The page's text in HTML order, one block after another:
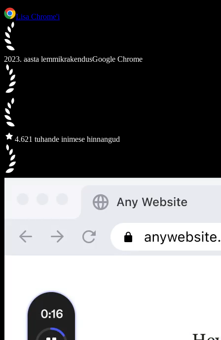
Lisa Chrome'i
2023. aasta lemmikrakendusGoogle Chrome
4.621 tuhande inimese hinnangud